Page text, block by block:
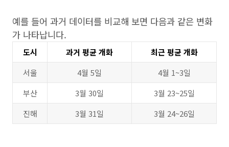
예를 들어 과거 데이터를 비교해 보면 다음과 같은 변화
가 나타납니다.
도시 과거 평균 개화
최근 평균 개화
서울
4월 5일
4월 1~3일
부산
3월 30일
3월 23~25일
진해
3월 31일 3월 24~26일